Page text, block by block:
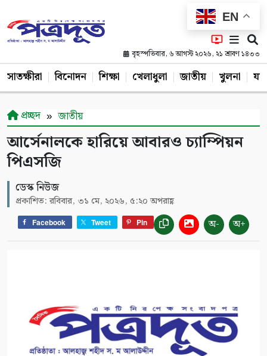
EN
বৃহস্পতিবার, ৬ আগস্ট ২০২৬, ২১ শ্রাবণ ১৪৩৩
সাতক্ষীরা বিনোদন শিক্ষা খেলাধুলা জাতীয় খুলনা
প্রচ্ছদ জাতীয়
আর্সেনালকে হারিয়ে আবারও চ্যাম্পিয়ন
পিএসজি
ডেস্ক নিউজ
প্রকাশিত: রবিবার, ৩১ মে, ২০২৬, ৫:২০ অপরাহ্ণ
Facebook Tweet Pin অ- অ+